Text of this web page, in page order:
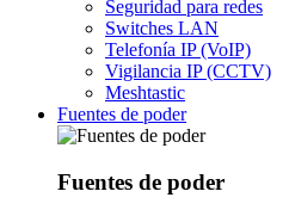
Seguridad para redes
Switches LAN
Telefonía IP (VoIP)
Vigilancia IP (CCTV)
Meshtastic
Fuentes de poder
Fuentes de poder